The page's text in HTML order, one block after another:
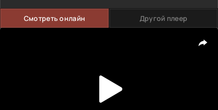
Смотреть онлайн Другой плеер